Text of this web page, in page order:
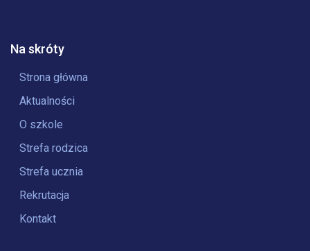
Na skróty
Strona główna
Aktualności
O szkole
Strefa rodzica
Strefa ucznia
Rekrutacja
Kontakt